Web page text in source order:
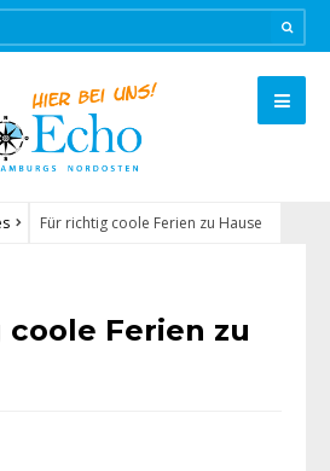
Für richtig coole Ferien zu Hause
Ferien zu